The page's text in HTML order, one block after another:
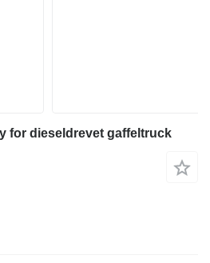
for dieseldrevet gaffeltruck